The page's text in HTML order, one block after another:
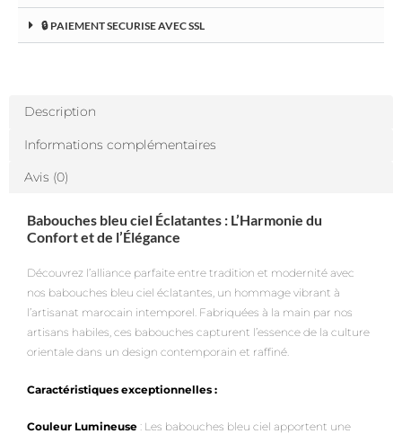
🔒 PAIEMENT SECURISE AVEC SSL
Description
Informations complémentaires
Avis (0)
Babouches bleu ciel Éclatantes : L’Harmonie du
Confort et de l’Élégance
Découvrez l’alliance parfaite entre tradition et modernité avec
nos babouches bleu ciel éclatantes, un hommage vibrant à
l’artisanat marocain intemporel. Fabriquées à la main par nos
artisans habiles, ces babouches capturent l’essence de la culture
orientale dans un design contemporain et raffiné.
Caractéristiques exceptionnelles :
Couleur Lumineuse : Les babouches bleu ciel apportent une